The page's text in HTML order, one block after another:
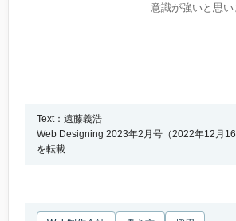
意識が強いと思い
Text：遠藤義浩
Web Designing 2023年2月号（2022年12月
を転載